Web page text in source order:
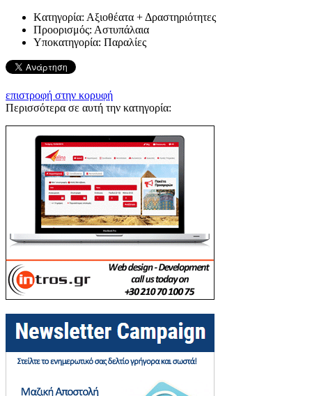
Kατηγορία: Αξιοθέατα + Δραστηριότητες
Προορισμός: Αστυπάλαια
Υποκατηγορία: Παραλίες
επιστροφή στην κορυφή
Περισσότερα σε αυτή την κατηγορία: